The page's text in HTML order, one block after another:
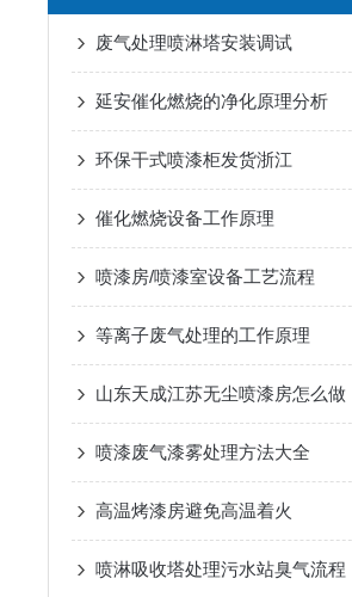
废气处理喷淋塔安装调试
延安催化燃烧的净化原理分析
环保干式喷漆柜发货浙江
催化燃烧设备工作原理
喷漆房/喷漆室设备工艺流程
等离子废气处理的工作原理
山东天成江苏无尘喷漆房怎么做
喷漆废气漆雾处理方法大全
高温烤漆房避免高温着火
喷淋吸收塔处理污水站臭气流程